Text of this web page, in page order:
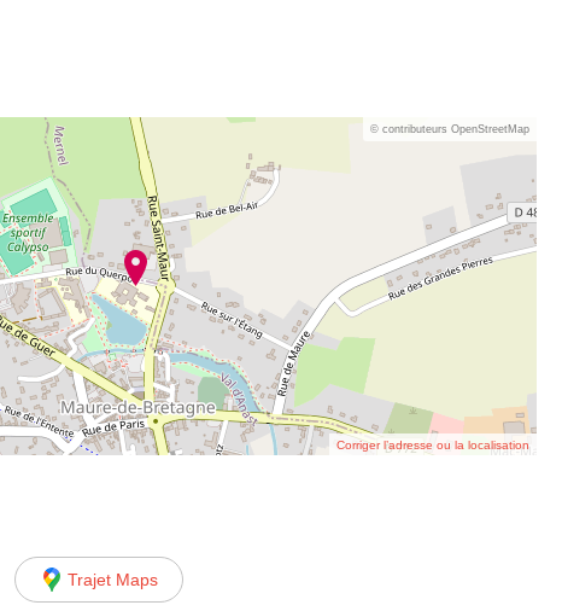
© contributeurs OpenStreetMap
Corriger l’adresse ou la localisation
Trajet Maps